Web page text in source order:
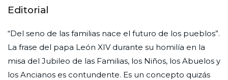
Editorial
“Del seno de las familias nace el futuro de los pueblos”.
La frase del papa León XIV durante su homilía en la
misa del Jubileo de las Familias, los Niños, los Abuelos y
los Ancianos es contundente. Es un concepto quizás